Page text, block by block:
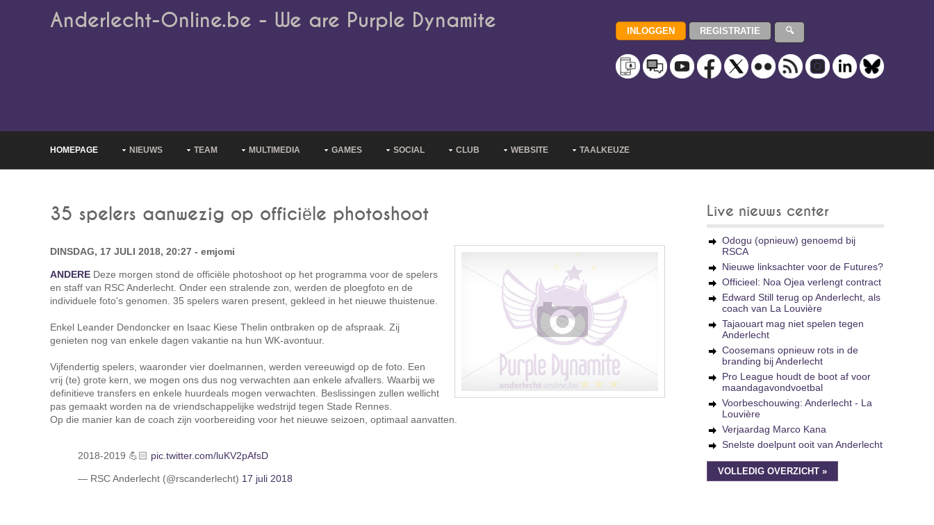
Anderlecht-Online.be - We are Purple Dynamite
HOMEPAGE NIEUWS TEAM MULTIMEDIA GAMES SOCIAL CLUB WEBSITE TAALKEUZE
35 spelers aanwezig op officiële photoshoot
DINSDAG, 17 JULI 2018, 20:27 - emjomi
ANDERE Deze morgen stond de officiële photoshoot op het programma voor de spelers
en staff van RSC Anderlecht. Onder een stralende zon, werden de ploegfoto en de
individuele foto's genomen. 35 spelers waren present, gekleed in het nieuwe thuistenue.
Enkel Leander Dendoncker en Isaac Kiese Thelin ontbraken op de afspraak. Zij
genieten nog van enkele dagen vakantie na hun WK-avontuur.
Vijfendertig spelers, waaronder vier doelmannen, werden vereeuwigd op de foto. Een
vrij (te) grote kern, we mogen ons dus nog verwachten aan enkele afvallers. Waarbij we
definitieve transfers en enkele huurdeals mogen verwachten. Beslissingen zullen wellicht
pas gemaakt worden na de vriendschappelijke wedstrijd tegen Stade Rennes.
Op die manier kan de coach zijn voorbereiding voor het nieuwe seizoen, optimaal aanvatten.
2018-2019 💪🏻 pic.twitter.com/luKV2pAfsD
— RSC Anderlecht (@rscanderlecht) 17 juli 2018
Live nieuws center
Odogu (opnieuw) genoemd bij
RSCA
Nieuwe linksachter voor de Futures?
Officieel: Noa Ojea verlengt contract
Edward Still terug op Anderlecht, als
coach van La Louvière
Tajaouart mag niet spelen tegen
Anderlecht
Coosemans opnieuw rots in de
branding bij Anderlecht
Pro League houdt de boot af voor
maandagavondvoetbal
Voorbeschouwing: Anderlecht - La
Louvière
Verjaardag Marco Kana
Snelste doelpunt ooit van Anderlecht
VOLLEDIG OVERZICHT »